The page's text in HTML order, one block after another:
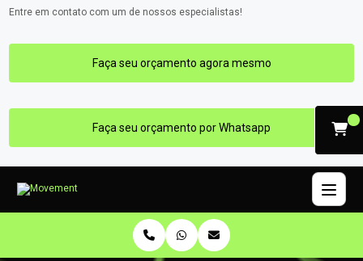
Entre em contato com um de nossos especialistas!
Faça seu orçamento agora mesmo
Faça seu orçamento por Whatsapp